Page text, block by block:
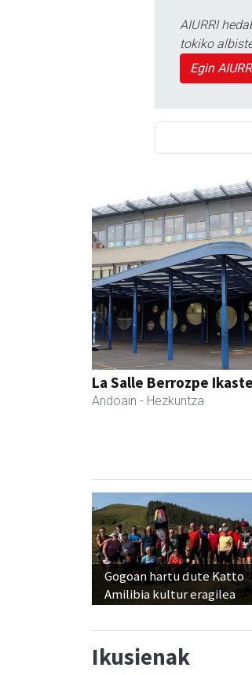
AIURRI
tokiko
Egin
La Salle Berrozpe
Andoain - Hezkuntza
Gogoan hartu dute Katto
Amilibia kultur eragilea
Ikusienak